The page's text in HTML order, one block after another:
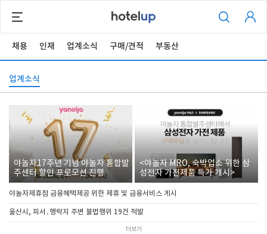
채용 인재 업계소식 구매/견적 부동산
업계소식
야놀자17주년 기념 야놀자 통합발
주센터 할인 프로모션 진행
<야놀자 MRO, 숙박업소 위한 삼
성전자 가전제품 특가 개시>
야놀자제휴점 금융혜택제공 위한 제휴 및 금융서비스 게시
울산시, 피서․행락지 주변 불법행위 19건 적발
더보기